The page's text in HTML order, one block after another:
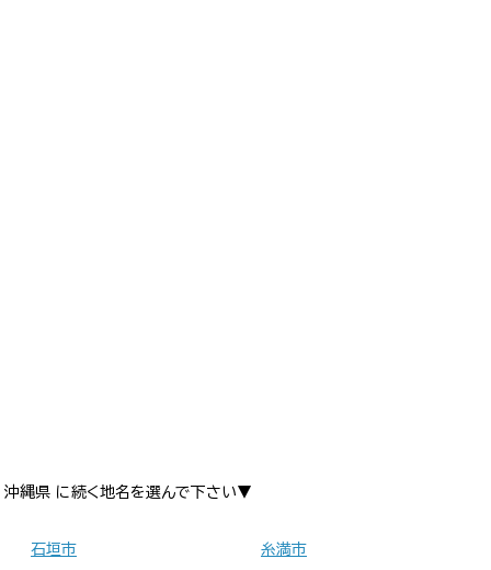
沖縄県 に続く地名を選んで下さい▼
石垣市
糸満市